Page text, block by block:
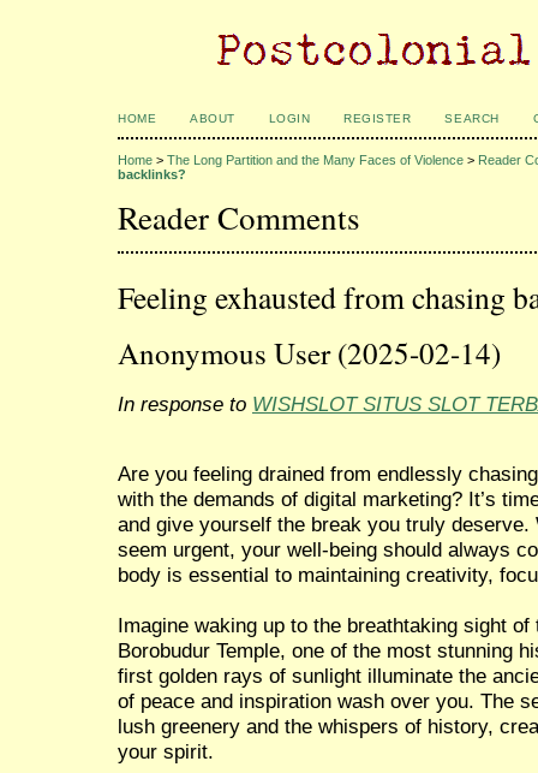
HOME ABOUT LOGIN REGISTER SEARCH
Home > The Long Partition and the Many Faces of Violence > Reader
backlinks?
Reader Comments
Feeling exhausted from chasing
Anonymous User (2025-02-14)
In response to WISHSLOT SITUS SLOT
Are you feeling drained from endlessly
with the demands of digital marketing? It’s
and give yourself the break you truly
seem urgent, your well-being should always
body is essential to maintaining creativity,
Imagine waking up to the breathtaking sight
Borobudur Temple, one of the most stunning
first golden rays of sunlight illuminate the
of peace and inspiration wash over you. The
lush greenery and the whispers of history,
your spirit.